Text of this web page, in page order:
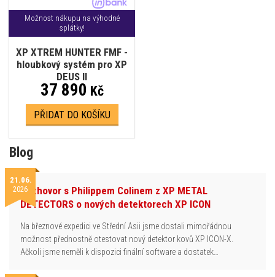
Možnost nákupu na výhodné
splátky!
XP XTREM HUNTER FMF -
hloubkový systém pro XP
DEUS II
37 890 Kč
PŘIDAT DO KOŠÍKU
Blog
21.06.
2026Rozhovor s Philippem Colinem z XP METAL
DETECTORS o nových detektorech XP ICON
Na březnové expedici ve Střední Asii jsme dostali mimořádnou
možnost přednostně otestovat nový detektor kovů XP ICON-X.
Ačkoli jsme neměli k dispozici finální software a dostatek…